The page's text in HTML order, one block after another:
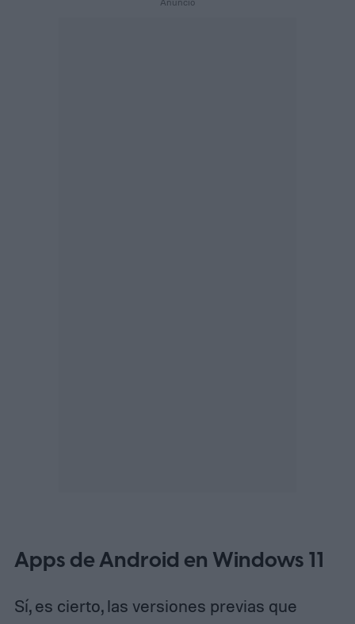
Apps de Android en Windows 11
Sí, es cierto, las versiones previas que